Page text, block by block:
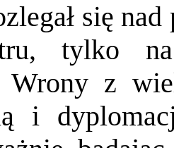
się
tylko
Wrony z
i